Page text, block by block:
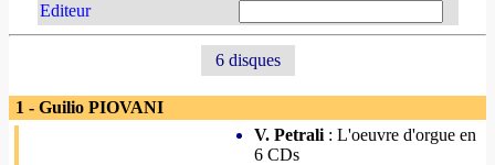
Editeur
6 disques
1 - Guilio PIOVANI
V. Petrali : L'oeuvre d'orgue en
6 CDs